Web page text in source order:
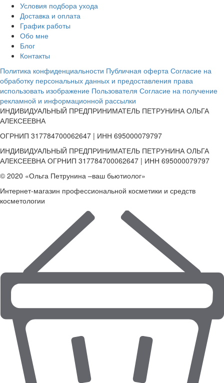
Условия подбора ухода
Доставка и оплата
График работы
Обо мне
Блог
Контакты
Политика конфиденциальности Публичная оферта Согласие на
обработку персональных данных и предоставления права
использовать изображение Пользователя Согласие на получение
рекламной и информационной рассылки
ИНДИВИДУАЛЬНЫЙ ПРЕДПРИНИМАТЕЛЬ ПЕТРУНИНА ОЛЬГА
АЛЕКСЕЕВНА
ОГРНИП 317784700062647 | ИНН 695000079797
ИНДИВИДУАЛЬНЫЙ ПРЕДПРИНИМАТЕЛЬ ПЕТРУНИНА ОЛЬГА
АЛЕКСЕЕВНА ОГРНИП 317784700062647 | ИНН 695000079797
© 2020 «Ольга Петрунина –ваш бьютиолог»
Интернет-магазин профессиональной косметики и средств
косметологии